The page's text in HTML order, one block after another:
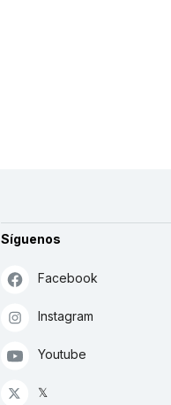
Síguenos
Facebook
Instagram
Youtube
𝕏